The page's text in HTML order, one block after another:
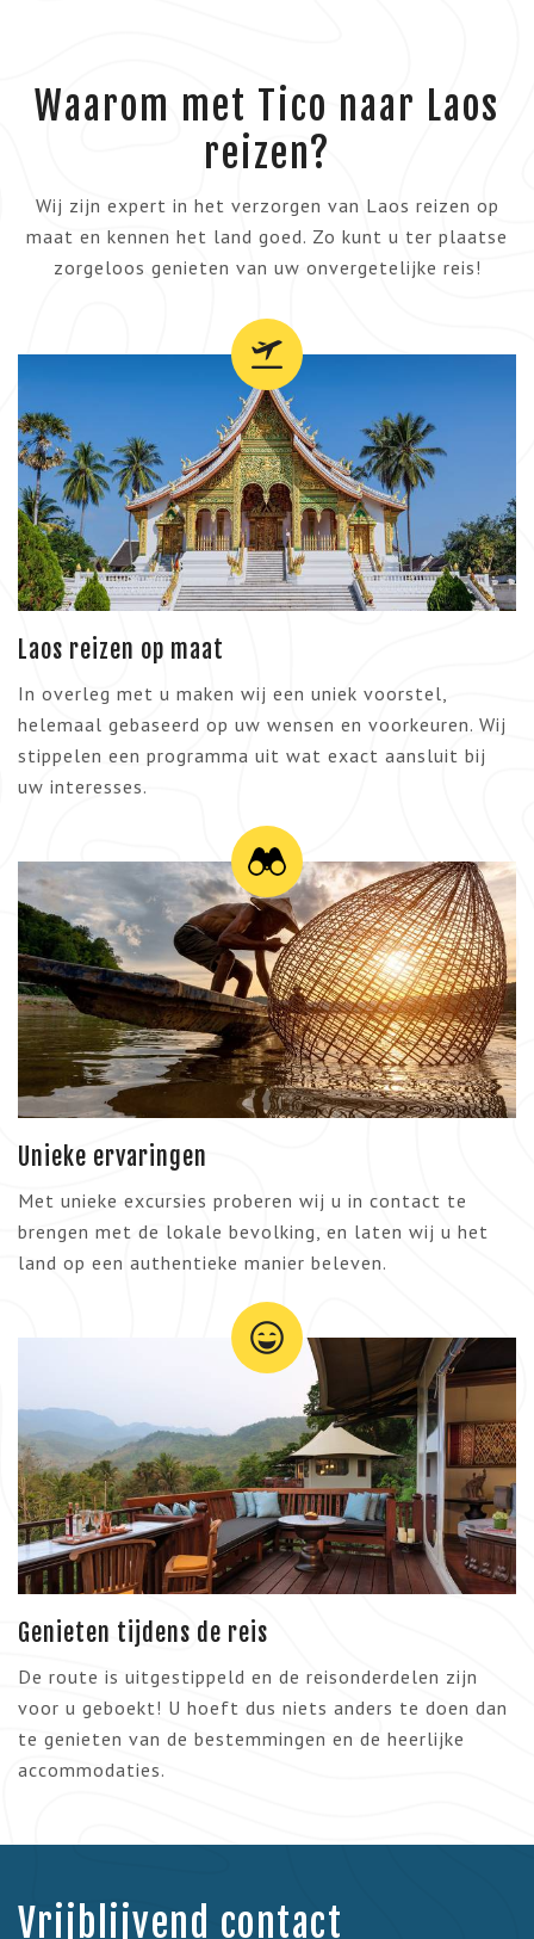
Waarom met Tico naar Laos
reizen?
Wij zijn expert in het verzorgen van Laos reizen op
maat en kennen het land goed. Zo kunt u ter plaatse
zorgeloos genieten van uw onvergetelijke reis!
Laos reizen op maat
In overleg met u maken wij een uniek voorstel,
helemaal gebaseerd op uw wensen en voorkeuren. Wij
stippelen een programma uit wat exact aansluit bij
uw interesses.
Unieke ervaringen
Met unieke excursies proberen wij u in contact te
brengen met de lokale bevolking, en laten wij u het
land op een authentieke manier beleven.
Genieten tijdens de reis
De route is uitgestippeld en de reisonderdelen zijn
voor u geboekt! U hoeft dus niets anders te doen dan
te genieten van de bestemmingen en de heerlijke
accommodaties.
Vrijblijvend contact